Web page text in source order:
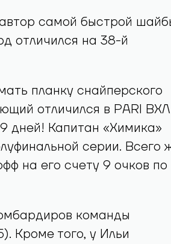
самой быстрой
отличился на 38-й
планку снайперского
отличился в PARI
дней! Капитан «Химика»
серии. Всего
на его счету 9 очков по
команды
Кроме того, у Ильи